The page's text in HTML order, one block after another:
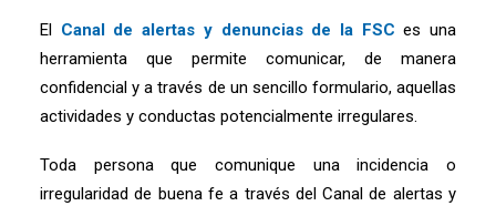
El Canal de alertas y denuncias de la FSC es una
herramienta que permite comunicar, de manera
confidencial y a través de un sencillo formulario, aquellas
actividades y conductas potencialmente irregulares.
Toda persona que comunique una incidencia o
irregularidad de buena fe a través del Canal de alertas y